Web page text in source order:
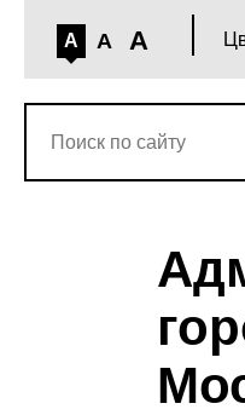
A A A